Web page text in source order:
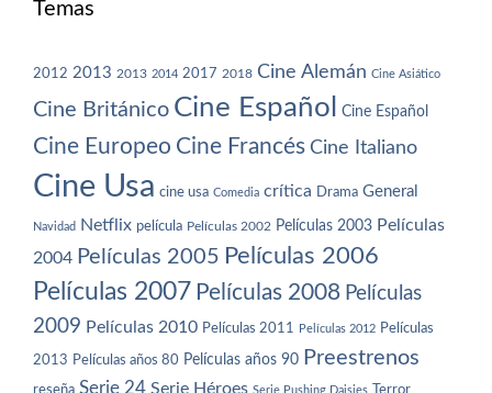
Temas
2012 2013 2013 2014 2017 2018 Cine Alemán Cine Asiático
Cine Británico Cine Español Cine Español
Cine Europeo Cine Francés Cine Italiano
Cine Usa cine usa Comedia crítica Drama General
Navidad Netflix película Películas 2002 Películas 2003 Películas
2004 Películas 2005 Películas 2006
Películas 2007 Películas 2008 Películas
2009 Películas 2010 Películas 2011 Películas 2012 Películas
2013 Películas años 80 Películas años 90 Preestrenos
reseña Serie 24 Serie Héroes Serie Pushing Daisies